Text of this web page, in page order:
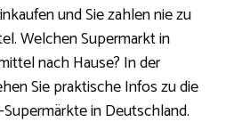
und Sie zahlen nie zu
Welchen Supermarkt in
nach Hause? In der
Sie praktische Infos zu die
in Deutschland.